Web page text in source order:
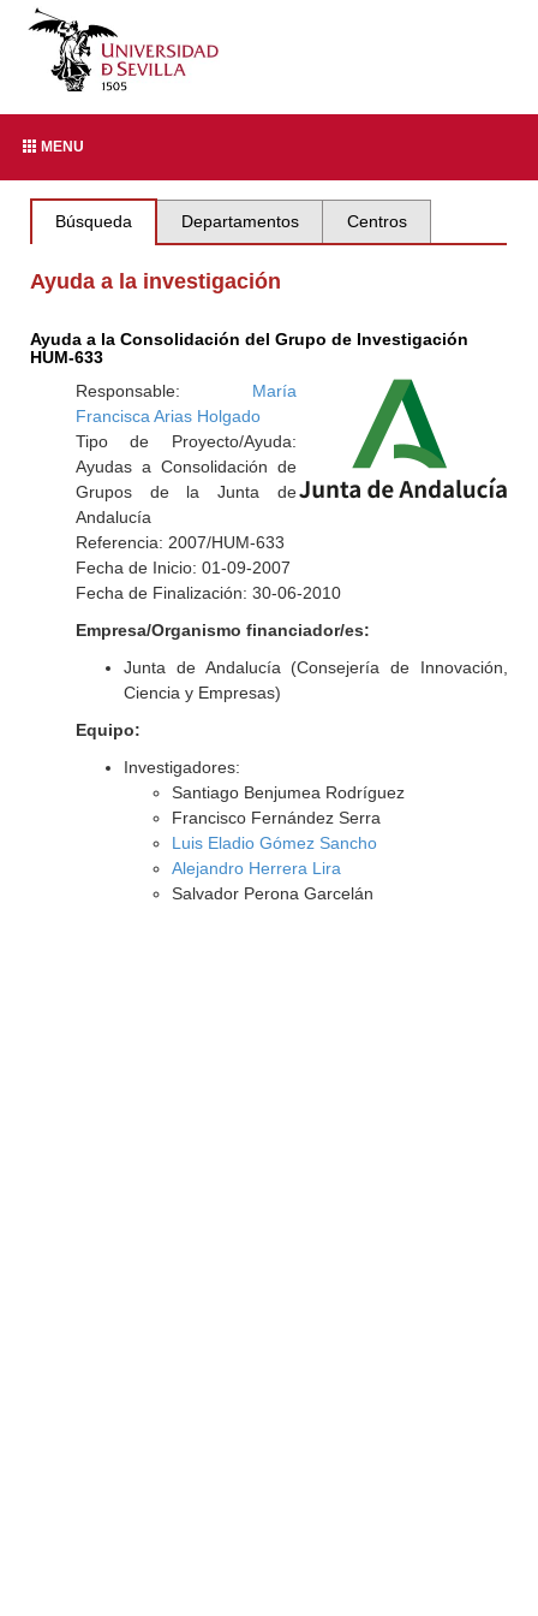
MENU
Búsqueda Departamentos Centros
Ayuda a la investigación
Ayuda a la Consolidación del Grupo de Investigación
HUM-633
Responsable: María
Francisca Arias Holgado
Tipo de Proyecto/Ayuda:
Ayudas a Consolidación de
Grupos de la Junta de
Andalucía
Referencia: 2007/HUM-633
Fecha de Inicio: 01-09-2007
Fecha de Finalización: 30-06-2010
Empresa/Organismo financiador/es:
Junta de Andalucía (Consejería de Innovación,
Ciencia y Empresas)
Equipo:
Investigadores:
Santiago Benjumea Rodríguez
Francisco Fernández Serra
Luis Eladio Gómez Sancho
Alejandro Herrera Lira
Salvador Perona Garcelán